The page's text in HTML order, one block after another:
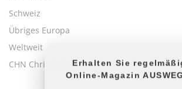
Schweiz
Übriges Europa
Weltweit
CHN Christliches Heilernetzwerk
Erhalten Sie
Online-Magazin